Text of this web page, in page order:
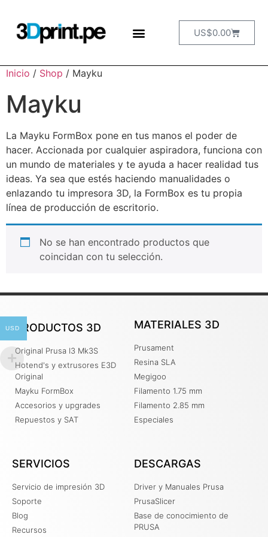
US$0.00
Inicio / Shop / Mayku
Mayku
La Mayku FormBox pone en tus manos el poder de
hacer. Accionada por cualquier aspiradora, funciona con
un mundo de materiales y te ayuda a hacer realidad tus
ideas. Ya sea que estés haciendo manualidades o
enlazando tu impresora 3D, la FormBox es tu propia
línea de producción de escritorio.
No se han encontrado productos que
coincidan con tu selección.
PRODUCTOS 3D
Original Prusa I3 Mk3S
Hotend's y extrusores E3D
Original
Mayku FormBox
Accesorios y upgrades
Repuestos y SAT
MATERIALES 3D
Prusament
Resina SLA
Megigoo
Filamento 1.75 mm
Filamento 2.85 mm
Especiales
SERVICIOS
Servicio de impresión 3D
Soporte
Blog
Recursos
DESCARGAS
Driver y Manuales Prusa
PrusaSlicer
Base de conocimiento de
PRUSA
USD